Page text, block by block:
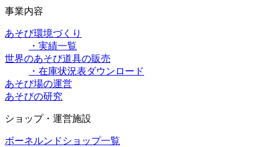
事業内容
あそび環境づくり
・実績一覧
世界のあそび道具の販売
・在庫状況表ダウンロード
あそび場の運営
あそびの研究
ショップ・運営施設
ボーネルンドショップ一覧